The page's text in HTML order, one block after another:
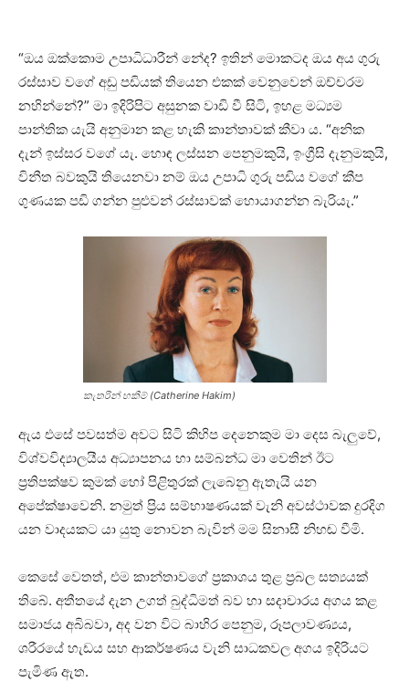
“ඔය ඔක්කොම උපාධිධාරීන් නේද? ඉතින් මොකටද ඔය අය ගුරු
රස්සාව වගේ අඩු පඩියක් තියෙන එකක් වෙනුවෙන් ඔච්චරම
නහින්නේ?” මා ඉදිරිපිට අසුනක වාඩි වී සිටි, ඉහළ මධ්‍යම
පාන්තික යැයි අනුමාන කළ හැකි කාන්තාවක් කීවා ය. “අනික
දැන් ඉස්සර වගේ යැ. හොඳ ලස්සන පෙනුමකුයි, ඉංග්‍රීසි දැනුමකුයි,
විනීත බවකුයි තියෙනවා නම් ඔය උපාධි ගුරු පඩිය වගේ කීප
ගුණයක පඩි ගන්න පුළුවන් රස්සාවක් හොයාගන්න බැරියැ.”
කැතරින් හකීම් (Catherine Hakim)
ඇය එසේ පවසත්ම අවට සිටි කිහිප දෙනෙකුම මා දෙස බැලුවේ,
විශ්වවිද්‍යාලයීය අධ්‍යාපනය හා සම්බන්ධ මා වෙතින් ඊට
ප්‍රතිපක්ෂව කුමක් හෝ පිළිතුරක් ලැබෙනු ඇතැයි යන
අපේක්ෂාවෙනි. නමුත් ප්‍රිය සම්භාෂණයක් වැනි අවස්ථාවක දුරදිග
යන වාදයකට යා යුතු නොවන බැවින් මම සිනාසී නිහඬ වීමි.
කෙසේ වෙතත්, එම කාන්තාවගේ ප්‍රකාශය තුළ ප්‍රබල සත්‍යයක්
තිබේ. අතීතයේ දැන උගත් බුද්ධිමත් බව හා සදාචාරය අගය කළ
සමාජය අබිබවා, අද වන විට බාහිර පෙනුම, රූපලාවණ්‍යය,
ශරීරයේ හැඩය සහ ආකර්ෂණය වැනි සාධකවල අගය ඉදිරියට
පැමිණ ඇත.